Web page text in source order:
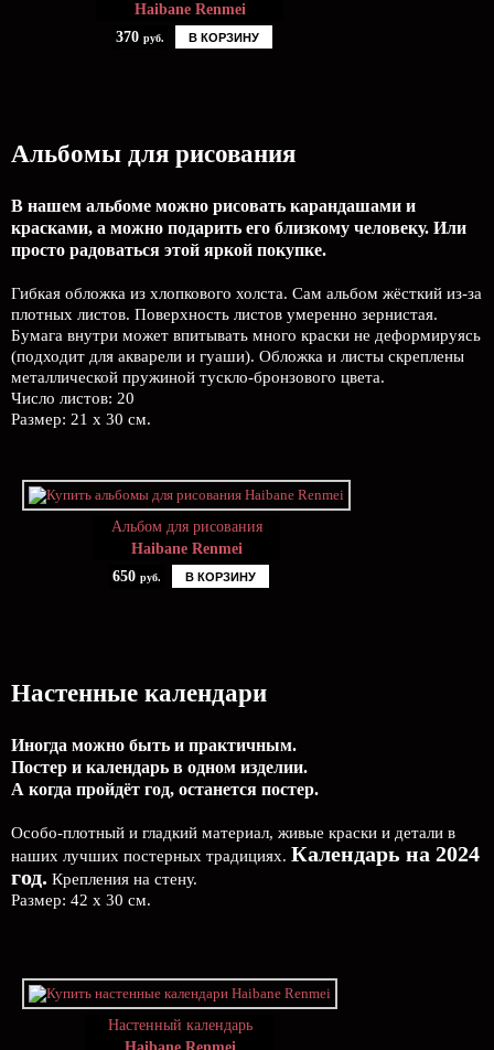
Haibane Renmei
370 руб. В КОРЗИНУ
Альбомы для рисования
В нашем альбоме можно рисовать карандашами и
красками, а можно подарить его близкому человеку. Или
просто радоваться этой яркой покупке.
Гибкая обложка из хлопкового холста. Сам альбом жёсткий из-за
плотных листов. Поверхность листов умеренно зернистая.
Бумага внутри может впитывать много краски не деформируясь
(подходит для акварели и гуаши). Обложка и листы скреплены
металлической пружиной тускло-бронзового цвета.
Число листов: 20
Размер: 21 х 30 см.
Альбом для рисования
Haibane Renmei
650 руб. В КОРЗИНУ
Настенные календари
Иногда можно быть и практичным.
Постер и календарь в одном изделии.
А когда пройдёт год, останется постер.
Особо-плотный и гладкий материал, живые краски и детали в
наших лучших постерных традициях. Календарь на 2024
год. Крепления на стену.
Размер: 42 х 30 см.
Настенный календарь